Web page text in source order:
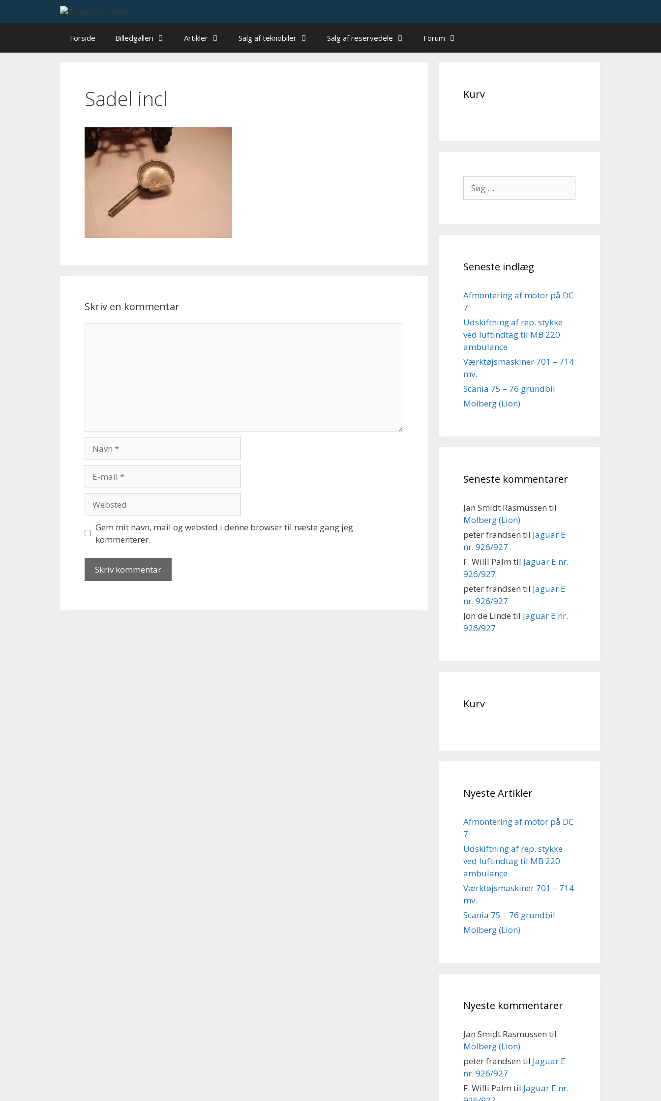
Forside Billedgalleri Artikler Salg af teknobiler Salg af reservedele Forum
Sadel incl
Skriv en kommentar
mail
Gem mit navn, mail og websted i denne browser til næste gang jeg
kommenterer.
Kurv
efter:
Seneste indlæg
Afmontering af motor på DC
7
Udskiftning af rep. stykke
ved luftindtag til MB 220
ambulance
Værktøjsmaskiner 701 – 714
mv.
Scania 75 – 76 grundbil
Molberg (Lion)
Seneste kommentarer
Jan Smidt Rasmussen til
Molberg (Lion)
peter frandsen til Jaguar E
nr. 926/927
F. Willi Palm til Jaguar E nr.
926/927
peter frandsen til Jaguar E
nr. 926/927
Jon de Linde til Jaguar E nr.
926/927
Kurv
Nyeste Artikler
Afmontering af motor på DC
7
Udskiftning af rep. stykke
ved luftindtag til MB 220
ambulance
Værktøjsmaskiner 701 – 714
mv.
Scania 75 – 76 grundbil
Molberg (Lion)
Nyeste kommentarer
Jan Smidt Rasmussen til
Molberg (Lion)
peter frandsen til Jaguar E
nr. 926/927
F. Willi Palm til Jaguar E nr.